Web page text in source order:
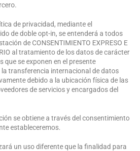
de privacidad, mediante el
de doble opt-in, se entenderá a todos
de CONSENTIMIENTO EXPRESO E
al tratamiento de los datos de carácter
que se exponen en el presente
transferencia internacional de datos
debido a la ubicación física de las
de servicios y encargados del
se obtiene a través del consentimiento
estableceremos.
un uso diferente que la finalidad para